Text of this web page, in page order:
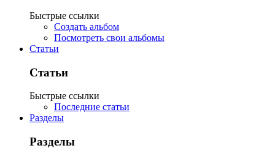
Быстрые ссылки
Создать альбом
Посмотреть свои альбомы
Статьи
Статьи
Быстрые ссылки
Последние статьи
Разделы
Разделы